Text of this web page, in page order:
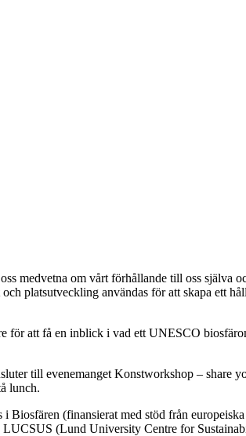
medvetna om vårt förhållande till oss själva
platsutveckling användas för att skapa ett
för att få en inblick i vad ett UNESCO
till evenemanget Konstworkshop – share
lunch.
Biosfären (finansierat med stöd från
(Lund University Centre for